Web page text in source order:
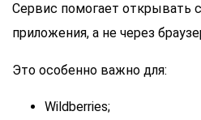
Сервис помогает открывать
приложения, а не через
Это особенно важно для:
Wildberries;